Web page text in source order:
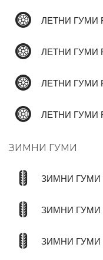
ЛЕТНИ ГУМИ
ЛЕТНИ ГУМИ
ЛЕТНИ ГУМИ
ЛЕТНИ ГУМИ
ЗИМНИ ГУМИ
ЗИМНИ ГУМИ
ЗИМНИ ГУМИ
ЗИМНИ ГУМИ